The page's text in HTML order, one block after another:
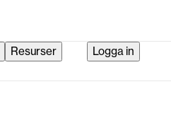
Resurser Logga in